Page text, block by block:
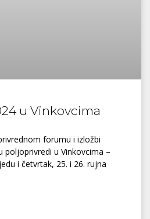
u Vinkovcima
forumu i izložbi
u Vinkovcima –
i četvrtak, 25. i 26. rujna